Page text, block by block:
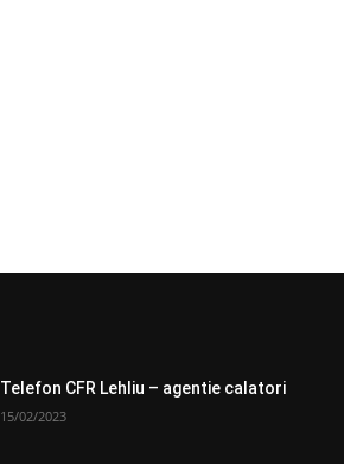
Telefon CFR Lehliu – agentie calatori
15/02/2023